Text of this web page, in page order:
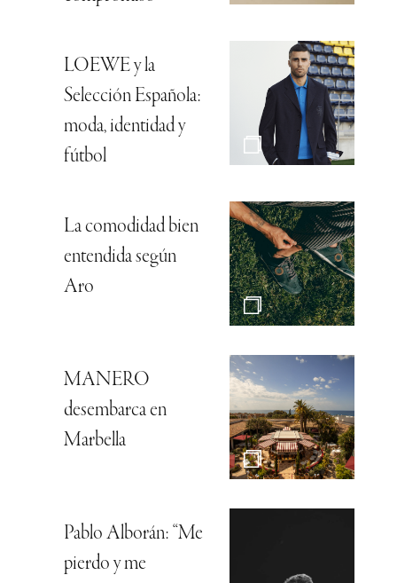
LOEWE y la
Selección Española:
moda, identidad y
fútbol
La comodidad bien
entendida según
Aro
MANERO
desembarca en
Marbella
Pablo Alborán: “Me
pierdo y me